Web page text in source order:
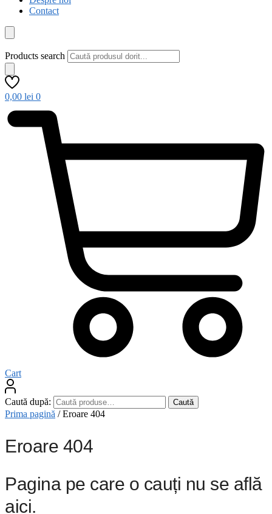
Contact
Products search
0,00 lei 0
Cart
Caută după: Caută
Prima pagină /Eroare 404
Eroare 404
Pagina pe care o cauți nu se află
aici.